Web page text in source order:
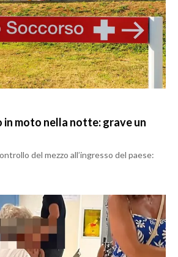
moto nella notte: grave un
del mezzo all’ingresso del paese: